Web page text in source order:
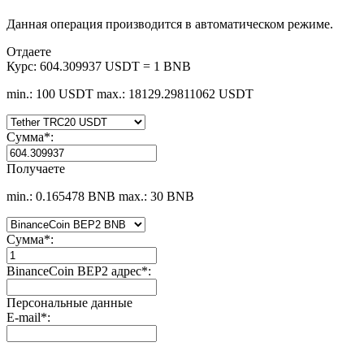
Данная операция производится в автоматическом режиме.
Отдаете
Курс: 604.309937 USDT = 1 BNB
min.: 100 USDT max.: 18129.29811062 USDT
Сумма*:
Получаете
min.: 0.165478 BNB max.: 30 BNB
Сумма*:
BinanceCoin BEP2 адрес*:
Персональные данные
E-mail*: